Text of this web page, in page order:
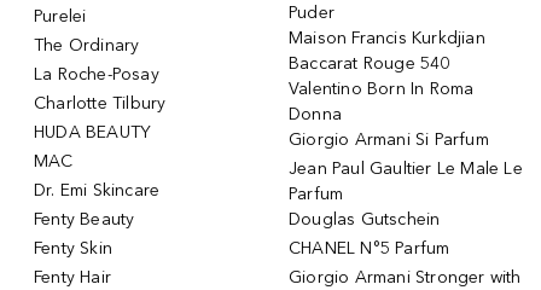
Purelei
The Ordinary
La Roche-Posay
Charlotte Tilbury
HUDA BEAUTY
MAC
Dr. Emi Skincare
Fenty Beauty
Fenty Skin
Fenty Hair
Puder
Maison Francis Kurkdjian
Baccarat Rouge 540
Valentino Born In Roma
Donna
Giorgio Armani Si Parfum
Jean Paul Gaultier Le Male Le
Parfum
Douglas Gutschein
CHANEL N°5 Parfum
Giorgio Armani Stronger with